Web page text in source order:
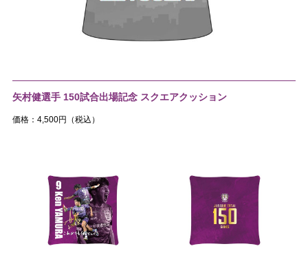
矢村健選手 150試合出場記念 スクエアクッション
価格：4,500円（税込）